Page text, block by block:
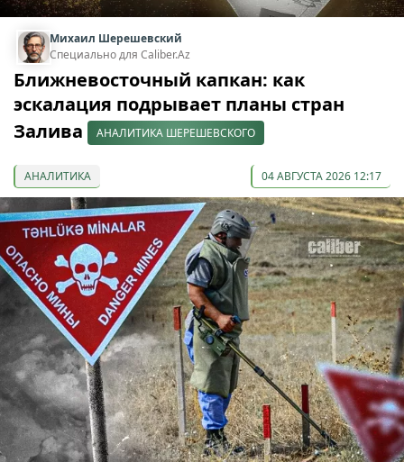
Михаил Шерешевский
Специально для Caliber.Az
Ближневосточный капкан: как
эскалация подрывает планы стран
Залива
АНАЛИТИКА ШЕРЕШЕВСКОГО
АНАЛИТИКА 04 АВГУСТА 2026 12:17